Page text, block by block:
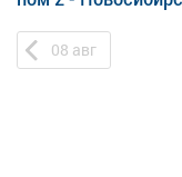
08 авг